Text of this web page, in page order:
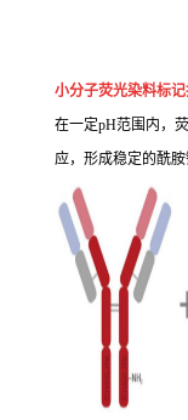
小分子荧光染料标
在一定pH范围内，
应，形成稳定的酰胺